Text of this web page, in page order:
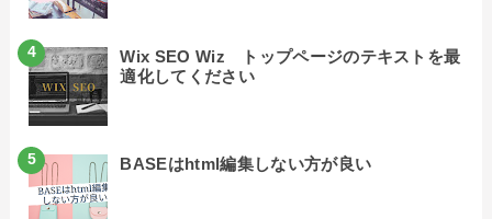
Wix SEO Wiz トップページのテキストを最
適化してください
BASEはhtml編集しない方が良い